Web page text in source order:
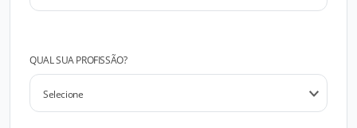
QUAL SUA PROFISSÃO?